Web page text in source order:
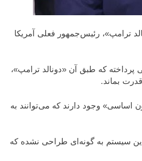
ترامپ»، رئیس‌جمهور فعلی آمریکا
پرداخته که طبق آن «دونالد ترامپ»،
بماند.
اساسی» وجود دارند که می‌توانند به
این سیستم به گونه‌ای طراحی نشده که